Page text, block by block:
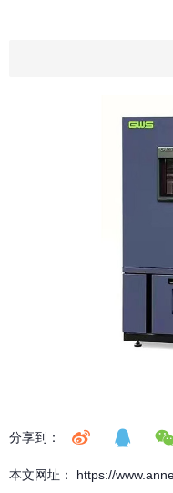
分享到：
本文网址： https://